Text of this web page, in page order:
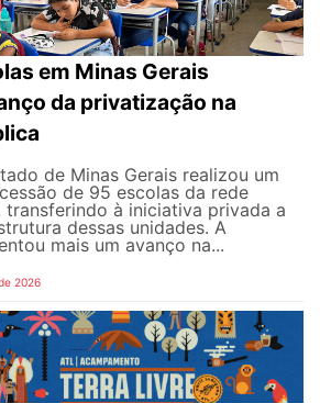
em Minas Gerais
da privatização na
de Minas Gerais realizou um
de 95 escolas da rede
transferindo à iniciativa privada a
dessas unidades. A
mais um avanço na...
2026